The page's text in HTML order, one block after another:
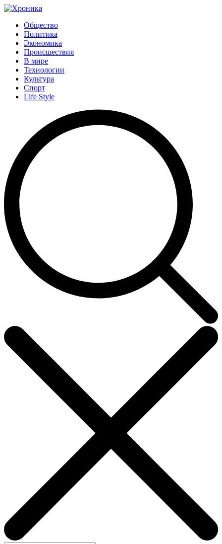
Общество
Политика
Экономика
Происшествия
В мире
Технологии
Культура
Спорт
Life Style